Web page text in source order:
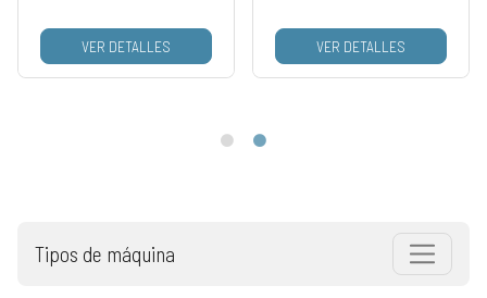
Tipos de máquina
VER DETALLES VER DETALLES